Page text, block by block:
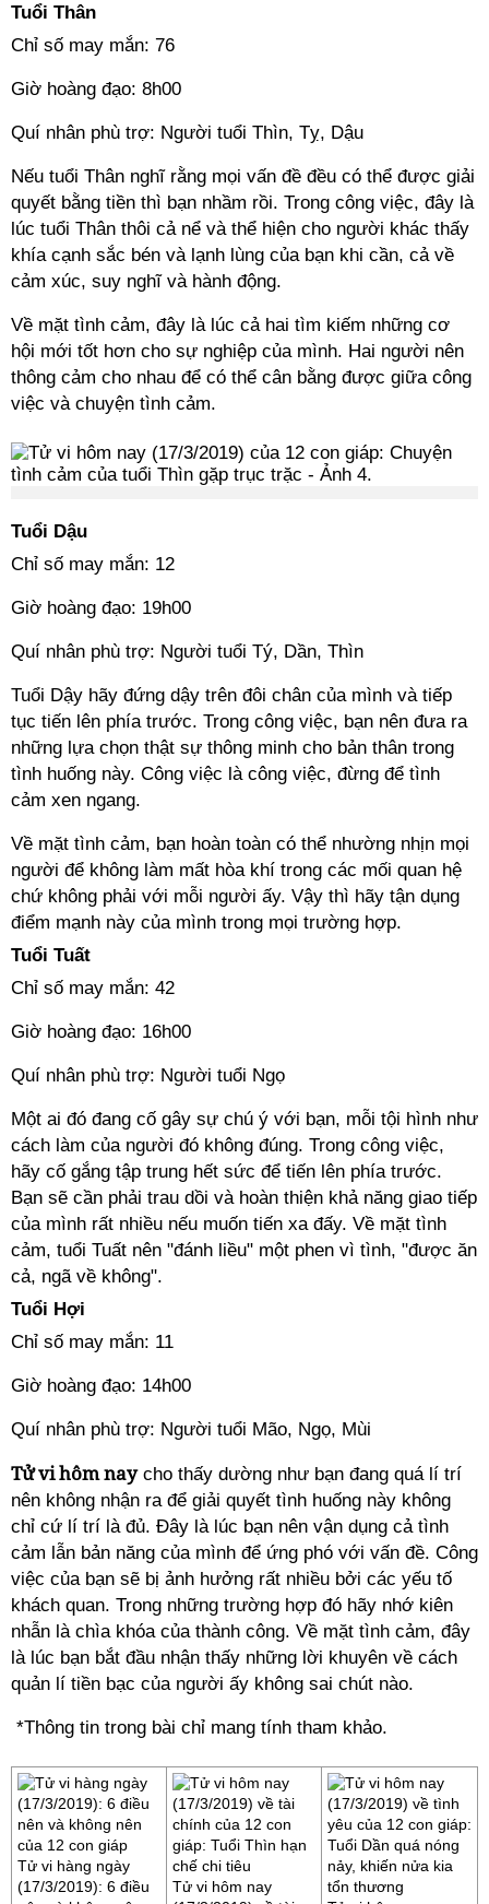
Tuổi Thân
Chỉ số may mắn: 76
Giờ hoàng đạo: 8h00
Quí nhân phù trợ: Người tuổi Thìn, Tỵ, Dậu
Nếu tuổi Thân nghĩ rằng mọi vấn đề đều có thể được giải
quyết bằng tiền thì bạn nhầm rồi. Trong công việc, đây là
lúc tuổi Thân thôi cả nể và thể hiện cho người khác thấy
khía cạnh sắc bén và lạnh lùng của bạn khi cần, cả về
cảm xúc, suy nghĩ và hành động.
Về mặt tình cảm, đây là lúc cả hai tìm kiếm những cơ
hội mới tốt hơn cho sự nghiệp của mình. Hai người nên
thông cảm cho nhau để có thể cân bằng được giữa công
việc và chuyện tình cảm.
Tuổi Dậu
Chỉ số may mắn: 12
Giờ hoàng đạo: 19h00
Quí nhân phù trợ: Người tuổi Tý, Dần, Thìn
Tuổi Dậy hãy đứng dậy trên đôi chân của mình và tiếp
tục tiến lên phía trước. Trong công việc, bạn nên đưa ra
những lựa chọn thật sự thông minh cho bản thân trong
tình huống này. Công việc là công việc, đừng để tình
cảm xen ngang.
Về mặt tình cảm, bạn hoàn toàn có thể nhường nhịn mọi
người để không làm mất hòa khí trong các mối quan hệ
chứ không phải với mỗi người ấy. Vậy thì hãy tận dụng
điểm mạnh này của mình trong mọi trường hợp.
Tuổi Tuất
Chỉ số may mắn: 42
Giờ hoàng đạo: 16h00
Quí nhân phù trợ: Người tuổi Ngọ
Một ai đó đang cố gây sự chú ý với bạn, mỗi tội hình như
cách làm của người đó không đúng. Trong công việc,
hãy cố gắng tập trung hết sức để tiến lên phía trước.
Bạn sẽ cần phải trau dồi và hoàn thiện khả năng giao tiếp
của mình rất nhiều nếu muốn tiến xa đấy. Về mặt tình
cảm, tuổi Tuất nên "đánh liều" một phen vì tình, "được ăn
cả, ngã về không".
Tuổi Hợi
Chỉ số may mắn: 11
Giờ hoàng đạo: 14h00
Quí nhân phù trợ: Người tuổi Mão, Ngọ, Mùi
Tử vi hôm naycho thấy dường như bạn đang quá lí trí
nên không nhận ra để giải quyết tình huống này không
chỉ cứ lí trí là đủ. Đây là lúc bạn nên vận dụng cả tình
cảm lẫn bản năng của mình để ứng phó với vấn đề. Công
việc của bạn sẽ bị ảnh hưởng rất nhiều bởi các yếu tố
khách quan. Trong những trường hợp đó hãy nhớ kiên
nhẫn là chìa khóa của thành công. Về mặt tình cảm, đây
là lúc bạn bắt đầu nhận thấy những lời khuyên về cách
quản lí tiền bạc của người ấy không sai chút nào.
*Thông tin trong bài chỉ mang tính tham khảo.
Tử vi hàng ngày
(17/3/2019): 6 điều
Tử vi hôm nay